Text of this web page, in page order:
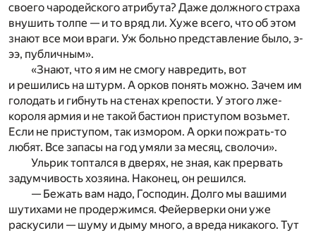
своего чародейского атрибута? Даже должного страха
внушить толпе — и то вряд ли. Хуже всего, что об этом
знают все мои враги. Уж больно представление было, э-
ээ, публичным».
«Знают, что я им не смогу навредить, вот
и решились на штурм. А орков понять можно. Зачем им
голодать и гибнуть на стенах крепости. У этого лже-
короля армия и не такой бастион приступом возьмет.
Если не приступом, так измором. А орки пожрать-то
любят. Все запасы на год умяли за месяц, сволочи».
Ульрик топтался в дверях, не зная, как прервать
задумчивость хозяина. Наконец, он решился.
— Бежать вам надо, Господин. Долго мы вашими
шутихами не продержимся. Фейерверки они уже
раскусили — шуму и дыму много, а вреда никакого. Тут